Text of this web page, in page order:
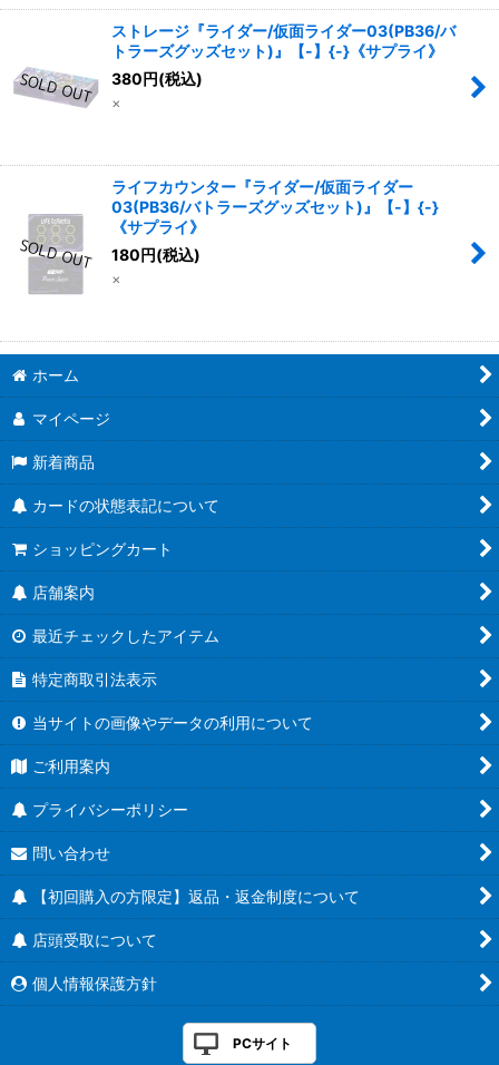
ストレージ『ライダー/仮面ライダー03(PB36/バ
トラーズグッズセット)』【-】{-}《サプライ》
380 円(税込)
×
ライフカウンター『ライダー/仮面ライダー
03(PB36/バトラーズグッズセット)』【-】{-}
《サプライ》
180 円(税込)
×
ホーム
マイページ
新着商品
カードの状態表記について
ショッピングカート
店舗案内
最近チェックしたアイテム
特定商取引法表示
当サイトの画像やデータの利用について
ご利用案内
プライバシーポリシー
問い合わせ
【初回購入の方限定】返品・返金制度について
店頭受取について
個人情報保護方針
PCサイト